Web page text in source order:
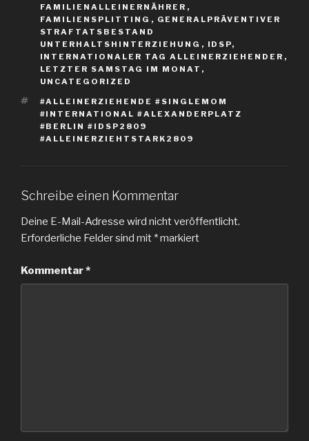
FAMILIENALLEINERNÄHRER ,
FAMILIENSPLITTING , GENERALPRÄVENTIVER
STRAFTATSBESTAND
UNTERHALTSHINTERZIEHUNG , IDSP,
INTERNATIONALER TAG ALLEINERZIEHENDER ,
LETZTER SAMSTAG IM MONAT ,
UNCATEGORIZED
SCHLAGWÖRTER
#ALLEINERZIEHENDE #SINGLEMOM
#INTERNATIONAL #ALEXANDERPLATZ
#BERLIN #IDSP2809
#ALLEINERZIEHTSTARK2809
Schreibe einen Kommentar
Deine E-Mail-Adresse wird nicht veröffentlicht.
Erforderliche Felder sind mit *markiert
Kommentar*